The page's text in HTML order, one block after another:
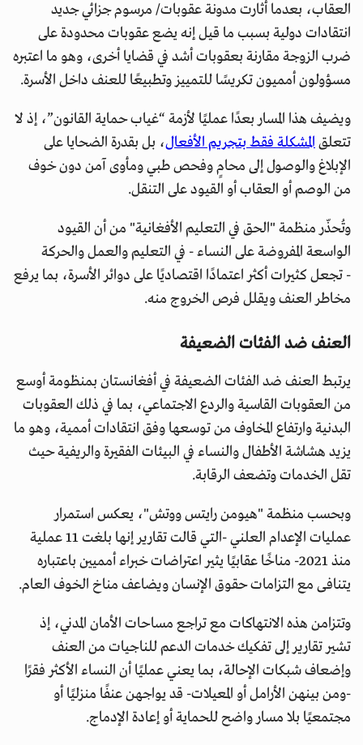
العقاب، بعدما أثارت مدونة عقوبات/ مرسوم جزائي جديد
انتقادات دولية بسبب ما قيل إنه يضع عقوبات محدودة على
ضرب الزوجة مقارنة بعقوبات أشد في قضايا أخرى، وهو ما اعتبره
مسؤولون أمميون تكريسًا للتمييز وتطبيعًا للعنف داخل الأسرة.
ويضيف هذا المسار بعدًا عمليًا لأزمة “غياب حماية القانون”، إذ لا
تتعلقالمشكلة فقط بتجريم الأفعال، بل بقدرة الضحايا على
الإبلاغ والوصول إلى محامٍ وفحص طبي ومأوى آمن دون خوف
من الوصم أو العقاب أو القيود على التنقل.
وتُحذّر منظمة "الحق في التعليم الأفغانية" من أن القيود
الواسعة المفروضة على النساء - في التعليم والعمل والحركة
- تجعل كثيرات أكثر اعتمادًا اقتصاديًا على دوائر الأسرة، بما يرفع
مخاطر العنف ويقلل فرص الخروج منه.
العنف ضد الفئات الضعيفة
يرتبط العنف ضد الفئات الضعيفة في أفغانستان بمنظومة أوسع
من العقوبات القاسية والردع الاجتماعي، بما في ذلك العقوبات
البدنية وارتفاع المخاوف من توسعها وفق انتقادات أممية، وهو ما
يزيد هشاشة الأطفال والنساء في البيئات الفقيرة والريفية حيث
تقل الخدمات وتضعف الرقابة.
وبحسب منظمة "هيومن رايتس ووتش"، يعكس استمرار
عمليات الإعدام العلني -التي قالت تقارير إنها بلغت 11 عملية
منذ 2021- مناخًا عقابيًا يثير اعتراضات خبراء أمميين باعتباره
يتنافى مع التزامات حقوق الإنسان ويضاعف مناخ الخوف العام.
وتتزامن هذه الانتهاكات مع تراجع مساحات الأمان المدني، إذ
تشير تقارير إلى تفكيك خدمات الدعم للناجيات من العنف
وإضعاف شبكات الإحالة، بما يعني عمليًا أن النساء الأكثر فقرًا
-ومن بينهن الأرامل أو المعيلات- قد يواجهن عنفًا منزليًا أو
مجتمعيًا بلا مسار واضح للحماية أو إعادة الإدماج.